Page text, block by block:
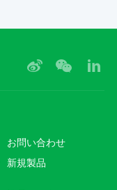
お問い合わせ
新規製品